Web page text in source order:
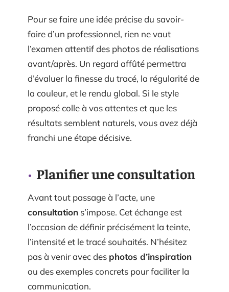
Pour se faire une idée précise du savoir-
faire d’un professionnel, rien ne vaut
l’examen attentif des photos de réalisations
avant/après. Un regard affûté permettra
d’évaluer la finesse du tracé, la régularité de
la couleur, et le rendu global. Si le style
proposé colle à vos attentes et que les
résultats semblent naturels, vous avez déjà
franchi une étape décisive.
Planifier une consultation
Avant tout passage à l’acte, une
consultation s’impose. Cet échange est
l’occasion de définir précisément la teinte,
l’intensité et le tracé souhaités. N’hésitez
pas à venir avec des photos d’inspiration
ou des exemples concrets pour faciliter la
communication.